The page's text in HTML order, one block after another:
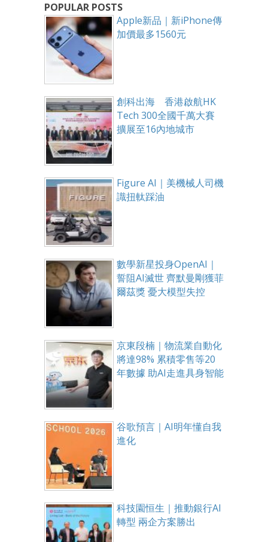
POPULAR POSTS
Apple新品｜新iPhone傳
加價最多1560元
創科出海 香港啟航HK
Tech 300全國千萬大賽
擴展至16內地城市
Figure AI｜美機械人司機
識扭軚踩油
數學新星投身OpenAI｜
誓阻AI滅世 齊默曼剛獲菲
爾茲獎 憂大模型失控
京東段楠｜物流業自動化
將達98% 累積零售等20
年數據 助AI走進具身智能
谷歌預言｜AI明年懂自我
進化
科技園恒生｜推動銀行AI
轉型 兩企方案勝出